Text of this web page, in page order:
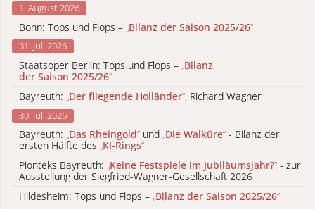
1. August 2026
Bonn: Tops und Flops – „Bilanz der Saison 2025/26“
31. Juli 2026
Staatsoper Berlin: Tops und Flops – „Bilanz
der Saison 2025/26“
Bayreuth: „Der fliegende Holländer“, Richard Wagner
30. Juli 2026
Bayreuth: „Das Rheingold“ und „Die Walküre“ - Bilanz der
ersten Hälfte des „KI-Rings“
Pionteks Bayreuth: „Keine Festspiele im Jubiläumsjahr?“ - zur
Ausstellung der Siegfried-Wagner-Gesellschaft 2026
Hildesheim: Tops und Flops – „Bilanz der Saison 2025/26“